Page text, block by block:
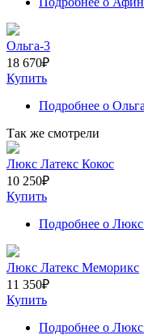
Ольга-3
18 670₽
Купить
Подробнее о
Так же смотрели
Люкс Латекс Кокос
10 250₽
Купить
Подробнее о Люкс
Люкс Латекс Меморикс
11 350₽
Купить
Подробнее о Люкс